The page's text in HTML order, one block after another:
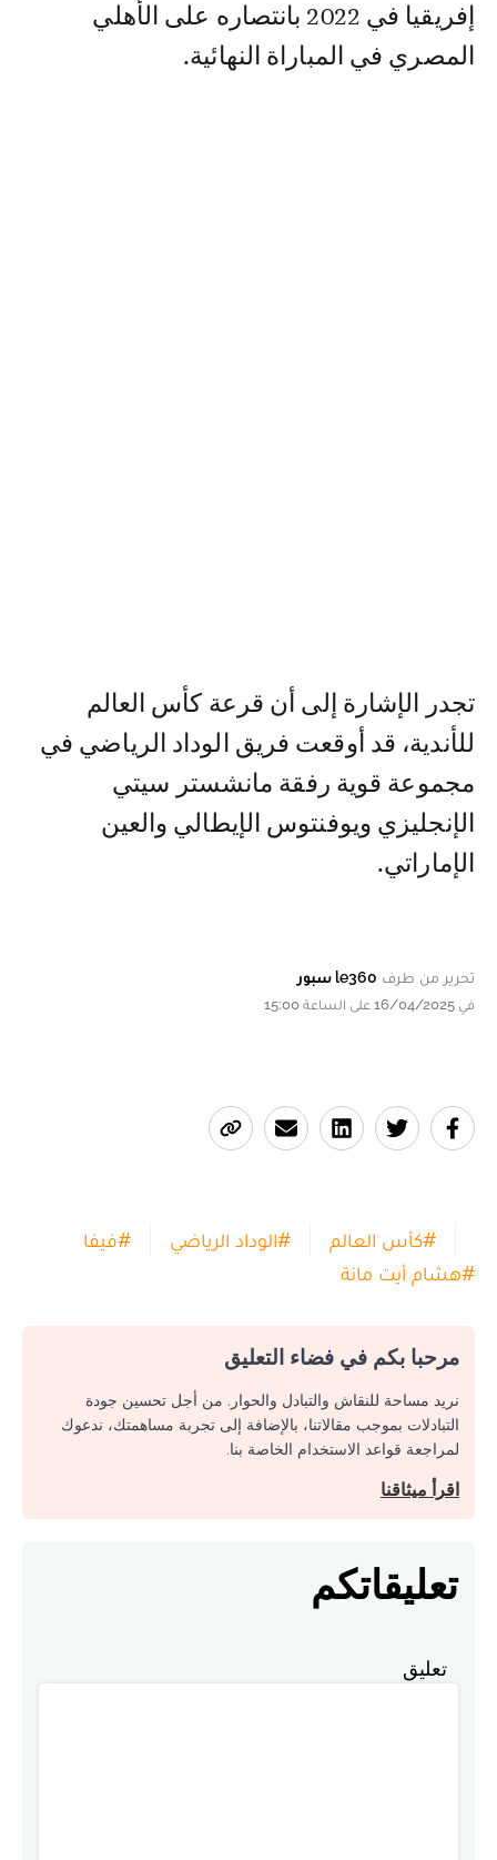
إفريقيا في 2022 بانتصاره على الأهلي
المصري في المباراة النهائية.
تجدر الإشارة إلى أن قرعة كأس العالم
للأندية، قد أوقعت فريق الوداد الرياضي في
مجموعة قوية رفقة مانشستر سيتي
الإنجليزي ويوفنتوس الإيطالي والعين
الإماراتي.
تحرير من طرف le360 سبور
في 16/04/2025 على الساعة 15:00
#كأس العالم #الوداد الرياضي #فيفا
#هشام أيت مانة
مرحبا بكم في فضاء التعليق
نريد مساحة للنقاش والتبادل والحوار. من أجل تحسين جودة
التبادلات بموجب مقالاتنا، بالإضافة إلى تجربة مساهمتك، ندعوك
لمراجعة قواعد الاستخدام الخاصة بنا.
اقرأ ميثاقنا
تعليقاتكم
تعليق